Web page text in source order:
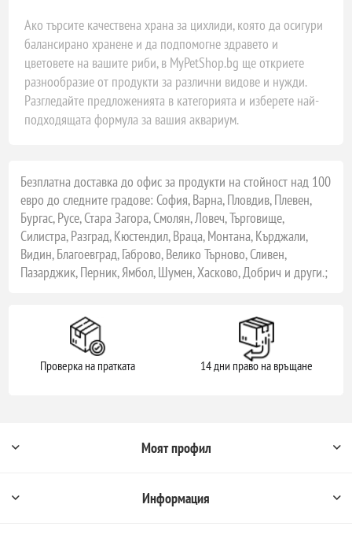
Ако търсите качествена храна за цихлиди, която да осигури
балансирано хранене и да подпомогне здравето и
цветовете на вашите риби, в MyPetShop.bg ще откриете
разнообразие от продукти за различни видове и нужди.
Разгледайте предложенията в категорията и изберете най-
подходящата формула за вашия аквариум.
Безплатна доставка до офис за продукти на стойност над 100
евро до следните градове: София, Варна, Пловдив, Плевен,
Бургас, Русе, Стара Загора, Смолян, Ловеч, Търговище,
Силистра, Разград, Кюстендил, Враца, Монтана, Кърджали,
Видин, Благоевград, Габрово, Велико Търново, Сливен,
Пазарджик, Перник, Ямбол, Шумен, Хасково, Добрич и други.;
Проверка на пратката 14 дни право на връщане
Моят профил
Информация